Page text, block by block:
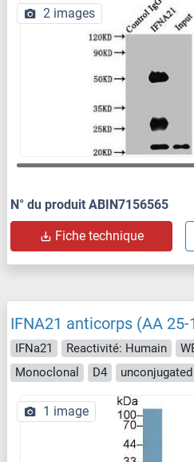
2 images
N° du produit ABIN7156565
Fiche technique
IFNA21 anticorps (AA 25-
IFNa21 Reactivité: Humain
Monoclonal
D4 unconjugated
1 image